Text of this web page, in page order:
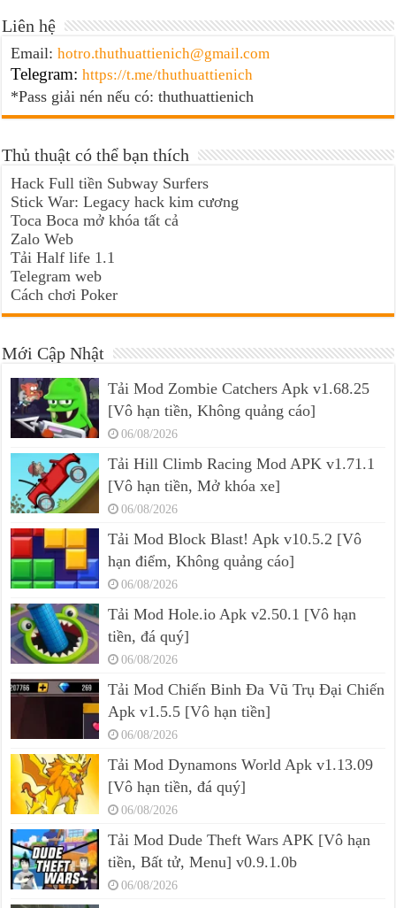
Liên hệ
Email:hotro.thuthuattienich@gmail.com
Telegram: https://t.me/thuthuattienich
*Pass giải nén nếu có: thuthuattienich
Thủ thuật có thể bạn thích
Hack Full tiền Subway Surfers
Stick War: Legacy hack kim cương
Toca Boca mở khóa tất cả
Zalo Web
Tải Half life 1.1
Telegram web
Cách chơi Poker
Mới Cập Nhật
Tải Mod Zombie Catchers Apk v1.68.25
[Vô hạn tiền, Không quảng cáo]
06/08/2026
Tải Hill Climb Racing Mod APK v1.71.1
[Vô hạn tiền, Mở khóa xe]
06/08/2026
Tải Mod Block Blast! Apk v10.5.2 [Vô
hạn điểm, Không quảng cáo]
06/08/2026
Tải Mod Hole.io Apk v2.50.1 [Vô hạn
tiền, đá quý]
06/08/2026
Tải Mod Chiến Binh Đa Vũ Trụ Đại Chiến
Apk v1.5.5 [Vô hạn tiền]
06/08/2026
Tải Mod Dynamons World Apk v1.13.09
[Vô hạn tiền, đá quý]
06/08/2026
Tải Mod Dude Theft Wars APK [Vô hạn
tiền, Bất tử, Menu] v0.9.1.0b
06/08/2026